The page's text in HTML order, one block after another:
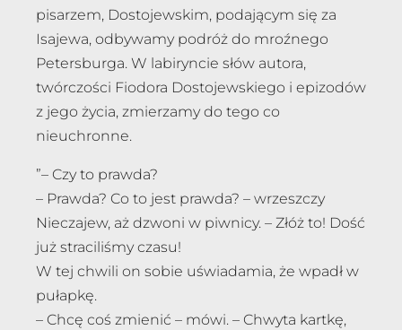
pisarzem, Dostojewskim, podającym się za
Isajewa, odbywamy podróż do mroźnego
Petersburga. W labiryncie słów autora,
twórczości Fiodora Dostojewskiego i epizodów
z jego życia, zmierzamy do tego co
nieuchronne.
”– Czy to prawda?
– Prawda? Co to jest prawda? – wrzeszczy
Nieczajew, aż dzwoni w piwnicy. – Złóż to! Dość
już straciliśmy czasu!
W tej chwili on sobie uświadamia, że wpadł w
pułapkę.
– Chcę coś zmienić – mówi. – Chwyta kartkę,